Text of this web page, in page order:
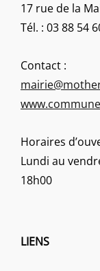
17 rue de la
Tél. : 03 88 54
Contact :
Horaires
Lundi au
18h00
LIENS